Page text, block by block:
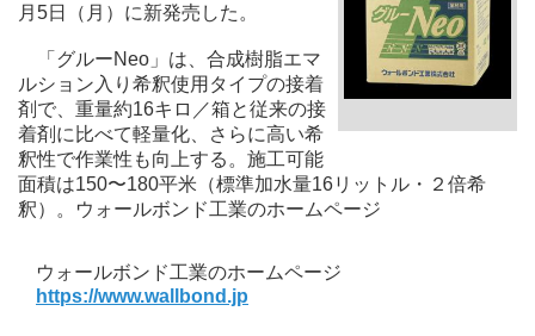
月5日（月）に新発売した。
「グルーNeo」は、合成樹脂エマ
ルション入り希釈使用タイプの接着
剤で、重量約16キロ／箱と従来の接
着剤に比べて軽量化、さらに高い希
釈性で作業性も向上する。施工可能
面積は150〜180平米（標準加水量16リットル・２倍希
釈）。ウォールボンド工業のホームページ
ウォールボンド工業のホームページ
https://www.wallbond.jp